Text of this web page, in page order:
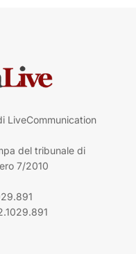
LiveCommunication
del tribunale di
7/2010